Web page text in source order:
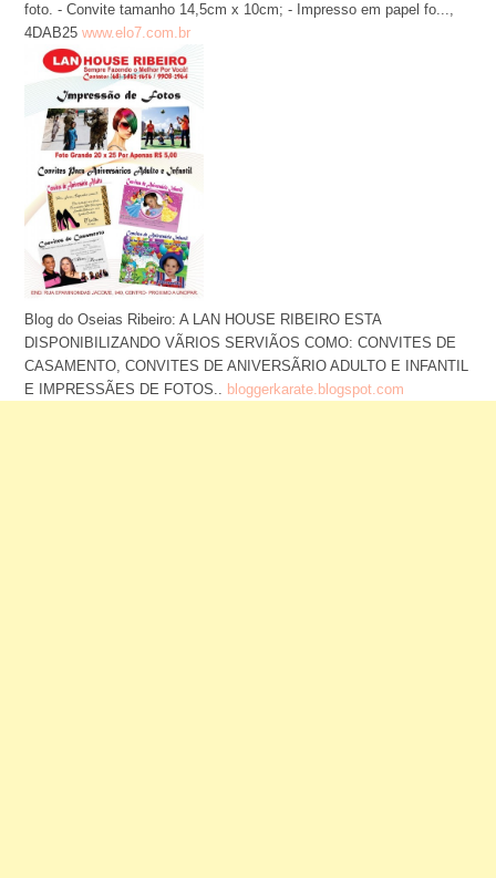
foto. - Convite tamanho 14,5cm x 10cm; - Impresso em papel fo...,
4DAB25 www.elo7.com.br
Blog do Oseias Ribeiro: A LAN HOUSE RIBEIRO ESTA
DISPONIBILIZANDO VÃRIOS SERVIÃOS COMO: CONVITES DE
CASAMENTO, CONVITES DE ANIVERSÃRIO ADULTO E INFANTIL
E IMPRESSÃES DE FOTOS..
bloggerkarate.blogspot.com